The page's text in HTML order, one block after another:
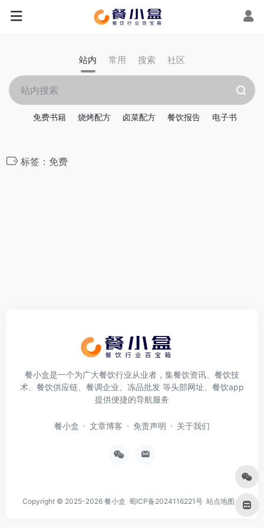
站内 常用 搜索 社区
免费书籍 烧烤配方 卤菜配方 餐饮报告 电子书
标签：免费
餐小盒是一个为广大餐饮行业从业者，集餐饮资讯、餐饮技
术、餐饮供应链、餐调企业、冻品批发 等头部网址、餐饮app
提供便捷的导航服务
餐小盒 文章博客 免责声明 关于我们
Copyright © 2025-2026 餐小盒 蜀ICP备2024116221号 站点地图